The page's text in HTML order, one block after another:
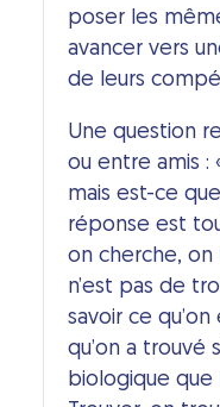
poser les
avancer vers
de leurs
Une question
ou entre amis :
mais est-ce
réponse est
on cherche, on
n’est pas de
savoir ce
qu’on a trouvé
biologique que